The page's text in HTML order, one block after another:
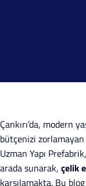
Çankırı’da, modern
bütçenizi
Uzman Yapı
arada sunarak, çelik
karşılamakta. Bu